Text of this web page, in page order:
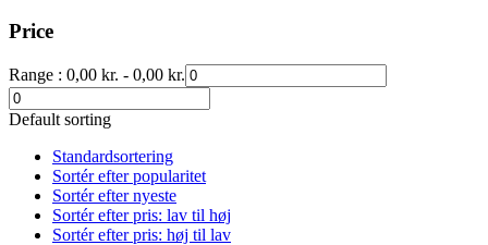
Price
Range : 0,00 kr. - 0,00 kr.
Default sorting
Standardsortering
Sortér efter popularitet
Sortér efter nyeste
Sortér efter pris: lav til høj
Sortér efter pris: høj til lav